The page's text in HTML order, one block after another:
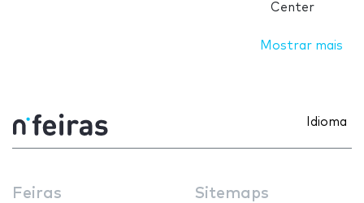
Center
Mostrar mais
Idioma
Feiras Sitemaps